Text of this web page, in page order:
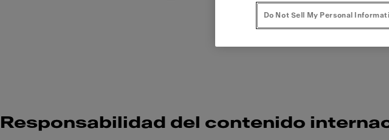
Responsabilidad del contenido
Do Not Sell My Personal